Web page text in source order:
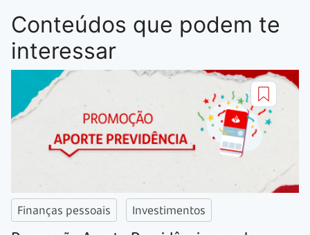
Conteúdos que podem te
interessar
Finanças pessoais Investimentos